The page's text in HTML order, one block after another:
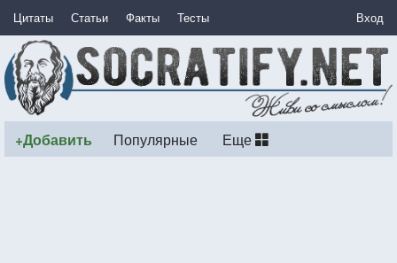
Цитаты Статьи Факты Тесты Вход
+Добавить Популярные Еще